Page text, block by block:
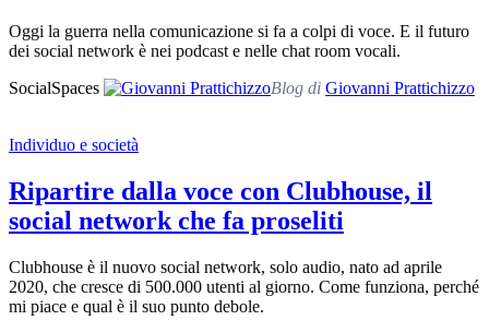
Oggi la guerra nella comunicazione si fa a colpi di voce. E il futuro
dei social network è nei podcast e nelle chat room vocali.
SocialSpaces
Blog di Giovanni Prattichizzo
Individuo e società
Ripartire dalla voce con Clubhouse, il
social network che fa proseliti
Clubhouse è il nuovo social network, solo audio, nato ad aprile
2020, che cresce di 500.000 utenti al giorno. Come funziona, perché
mi piace e qual è il suo punto debole.